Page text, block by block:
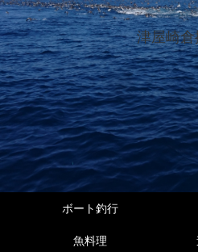
津屋崎倉
ボート釣行
魚料理